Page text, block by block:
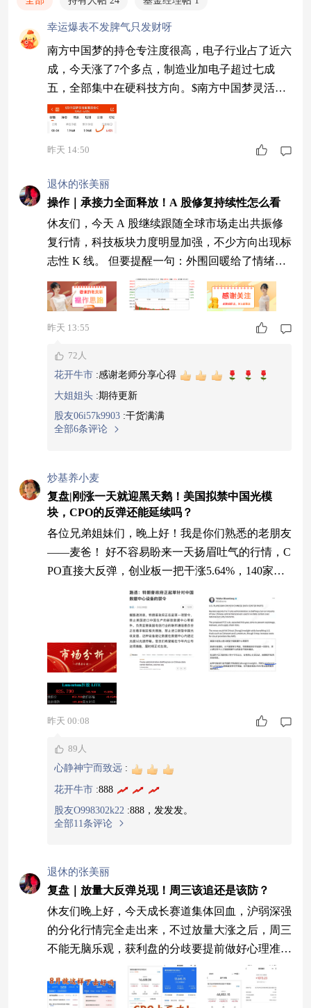
幸运爆表不发脾气只发财呀
南方中国梦的持仓专注度很高，电子行业占了近六
成，今天涨了7个多点，制造业加电子超过七成
五，全部集中在硬科技方向。$南方中国梦灵活配
置混合C$ #8月基金投资策略#
昨天 14:50
退休的张美丽
操作｜承接力全面释放！A 股修复持续性怎么看
休友们，今天 A 股继续跟随全球市场走出共振修
复行情，科技板块力度明显加强，不少方向出现标
志性 K 线。 但要提醒一句：外围回暖给了情绪加
持，不过增量资金并未完全爆发，本轮属于震荡修
复行情，不是无脑单边大牛市，轮动依旧会很剧
股市风险偏好持续回暖，带动外资回流，给 A 股
创造不错的修复窗口。 但指数很难直接一路狂
飙，后续大概率震荡上行，反复拉锯会是常态。
昨天 13:55
72人
花开牛市 :感谢老师分享心得
大姐姐头 :期待更新
股友06i57k9903 :干货满满
全部6条评论
炒基养小麦
复盘|刚涨一天就迎黑天鹅！美国拟禁中国光模
块，CPO的反弹还能延续吗？
各位兄弟姐妹们，晚上好！我是你们熟悉的老朋友
——麦爸！ 好不容易盼来一天扬眉吐气的行情，C
PO直接大反弹，创业板一把干涨5.64%，140家个
股涨停，咱们科技主线总算硬气了一回！ 谁能想
到，好日子还没过一天，盘后直接砸出来一个黑天
鹅。路透社消息，美国FCC正在起草新规，打算禁
止进口咱们中国的新型号光模块。消息一出，美股
那边咱们国内光模块厂商的竞争对手直接跳空大
涨。 说实话，看到消息我都想感叹，就不
昨天 00:08
89人
心静神宁而致远 :
花开牛市 :888
股友O998302k22 :888，发发发。
全部11条评论
退休的张美丽
复盘｜放量大反弹兑现！周三该追还是该防？
休友们晚上好，今天成长赛道集体回血，沪弱深强
的分化行情完全走出来，不过放量大涨之后，周三
不能无脑乐观，获利盘的分歧要提前做好心理准
备。 盘面回顾 两市成交2.23 万亿，放量 2100 亿
+，增量资金进场信号明确，上涨家数超 3600
家，赚钱效应显著回暖。 主力动作看得很明白：